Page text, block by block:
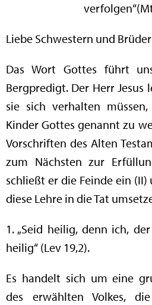
Liebe Schwestern und
Das Wort Gottes führt
Bergpredigt. Der Herr Jesus
sie sich verhalten
Kinder Gottes genannt zu
Vorschriften des Alten
zum Nächsten zur
schließt er die Feinde ein
diese Lehre in die Tat
1. „Seid heilig, denn ich,
heilig“ (Lev 19,2).
Es handelt sich um eine
des erwählten Volkes,